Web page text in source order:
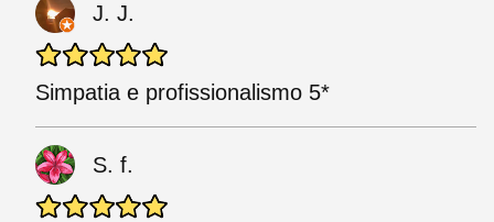
J. J.
Simpatia e profissionalismo 5*
S. f.